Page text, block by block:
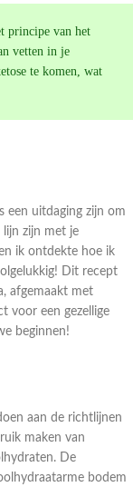
principe van het
vetten in je
te komen, wat
een uitdaging zijn om
lijn zijn met je
ik ontdekte hoe ik
Dit recept
afgemaakt met
voor een gezellige
beginnen!
aan de richtlijnen
maken van
De
bodem